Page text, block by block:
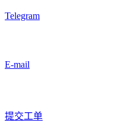
Telegram
E-mail
提交工单